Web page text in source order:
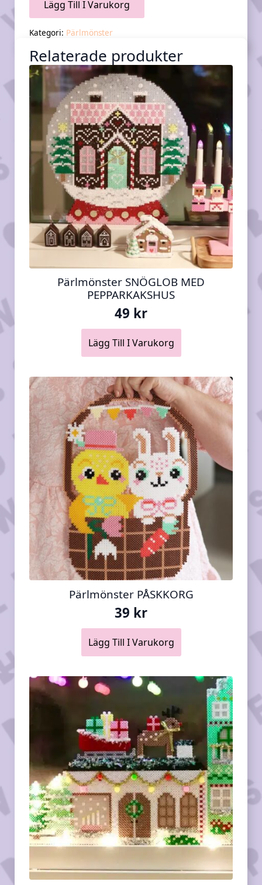
Lägg Till I Varukorg
Kategori: Pärlmönster
Relaterade produkter
Pärlmönster SNÖGLOB MED
PEPPARKAKSHUS
49 kr
Lägg Till I Varukorg
Pärlmönster PÅSKKORG
39 kr
Lägg Till I Varukorg